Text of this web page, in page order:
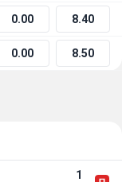
0.00 8.40
0.00 8.50
1